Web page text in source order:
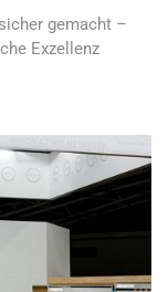
gemacht –
Exzellenz